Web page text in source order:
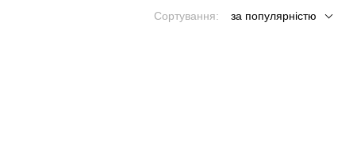
Сортування: за популярністю